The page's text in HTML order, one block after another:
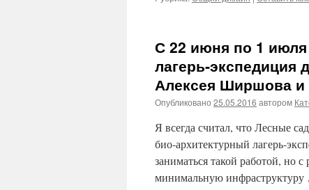
С 22 июня по 1 июля
лагерь‑экспедиция
Алексея Ширшова и
Опубликовано 25.05.2016 автором
Я всегда считал, что Лесные
био‑архитектурный
заниматься такой работой, но
минимальную